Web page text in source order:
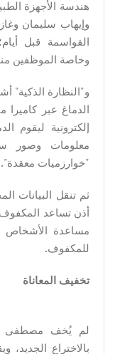
هندسة الأجهزة
وإيهاب سليمان
القواسمة قبل
وخاصة الموظفين
و"النظارة الذكية"
الدماغ عبر كاميرا
إلكترونية ليقوم
معلومات وصور
"خوارزميات معقدة".
ثم تنقل البيانات
أذن تساعد
مساعدة الأشخاص
للمكفوف.
تخفيف المعاناة
لم يُخف مصطفى
بالاختراع